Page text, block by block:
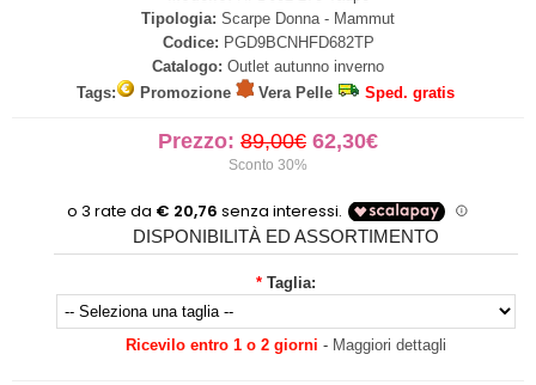
Tipologia: Scarpe Donna - Mammut
Codice: PGD9BCNHFD682TP
Catalogo: Outlet autunno inverno
Tags:
Promozione Vera Pelle Sped. gratis
Prezzo: 89,00€ 62,30€
Sconto 30%
DISPONIBILITÀ ED ASSORTIMENTO
* Taglia:
Ricevilo entro 1 o 2 giorni - Maggiori dettagli